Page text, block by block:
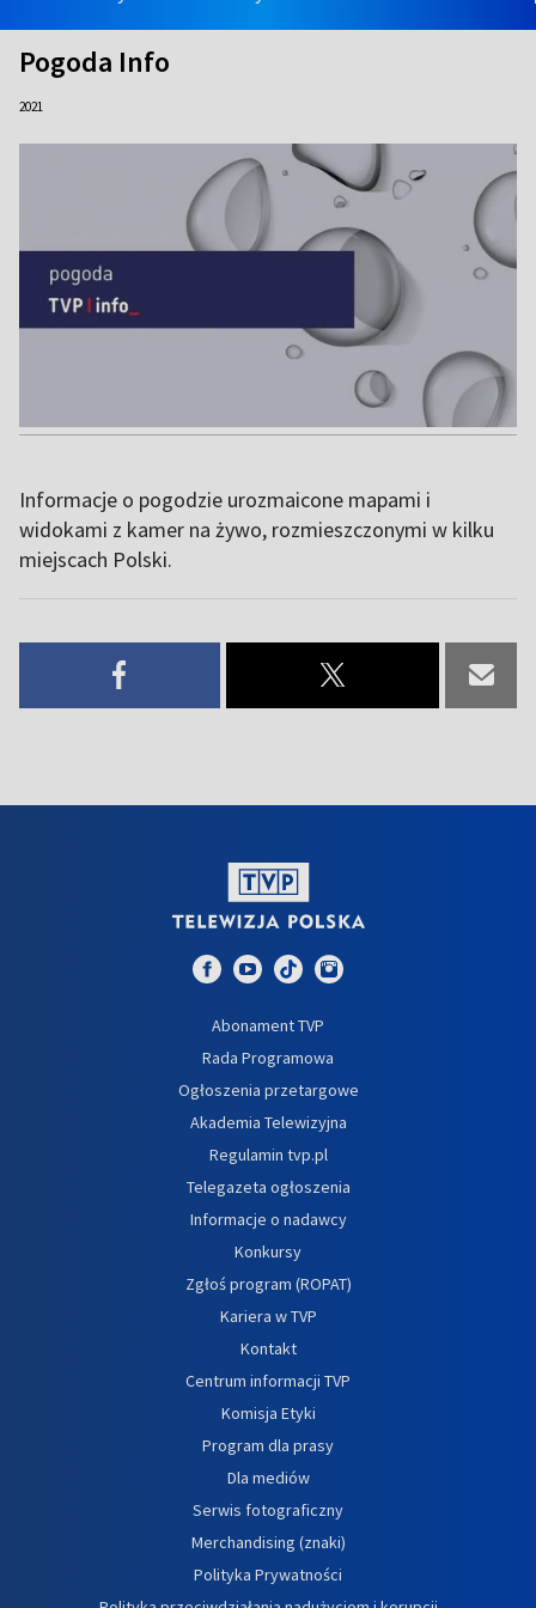
Pogoda Info
2021
Informacje o pogodzie urozmaicone mapami i
widokami z kamer na żywo, rozmieszczonymi w kilku
miejscach Polski.
Abonament TVP
Rada Programowa
Ogłoszenia przetargowe
Akademia Telewizyjna
Regulamin tvp.pl
Telegazeta ogłoszenia
Informacje o nadawcy
Konkursy
Zgłoś program (ROPAT)
Kariera w TVP
Kontakt
Centrum informacji TVP
Komisja Etyki
Program dla prasy
Dla mediów
Serwis fotograficzny
Merchandising (znaki)
Polityka Prywatności